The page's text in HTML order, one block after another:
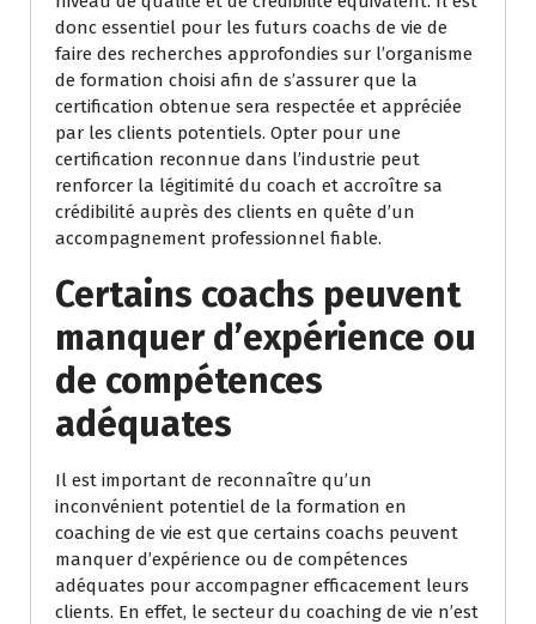
donc essentiel pour les futurs coachs de vie de
faire des recherches approfondies sur l’organisme
de formation choisi afin de s’assurer que la
certification obtenue sera respectée et appréciée
par les clients potentiels. Opter pour une
certification reconnue dans l’industrie peut
renforcer la légitimité du coach et accroître sa
crédibilité auprès des clients en quête d’un
accompagnement professionnel fiable.
Certains coachs peuvent
manquer d’expérience ou
de compétences
adéquates
Il est important de reconnaître qu’un
inconvénient potentiel de la formation en
coaching de vie est que certains coachs peuvent
manquer d’expérience ou de compétences
adéquates pour accompagner efficacement leurs
clients. En effet, le secteur du coaching de vie n’est